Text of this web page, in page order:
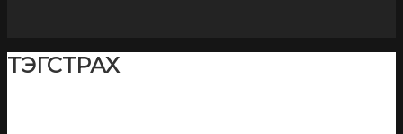
ТЭГСТРАХ